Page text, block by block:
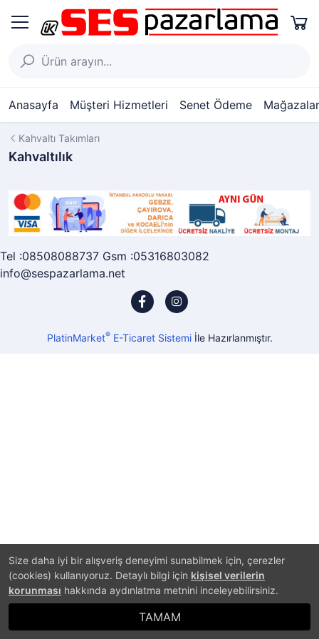
Anasayfa Müşteri Hizmetleri Senet Ödeme
Size daha iyi bir alışveriş deneyimi sunabilmek için, çerezler
(cookies) kullanıyoruz. Detaylı bilgi için kişisel verilerin
korunması hakkında aydınlatma metnini inceleyebilirsiniz.
TAMAM
Kahvaltı Takımları
Kahvaltılık
Tel :08508088737 Gsm :05316803082
info@sespazarlama.net
PlatinMarket®E-Ticaret Sistemiİle Hazırlanmıştır.